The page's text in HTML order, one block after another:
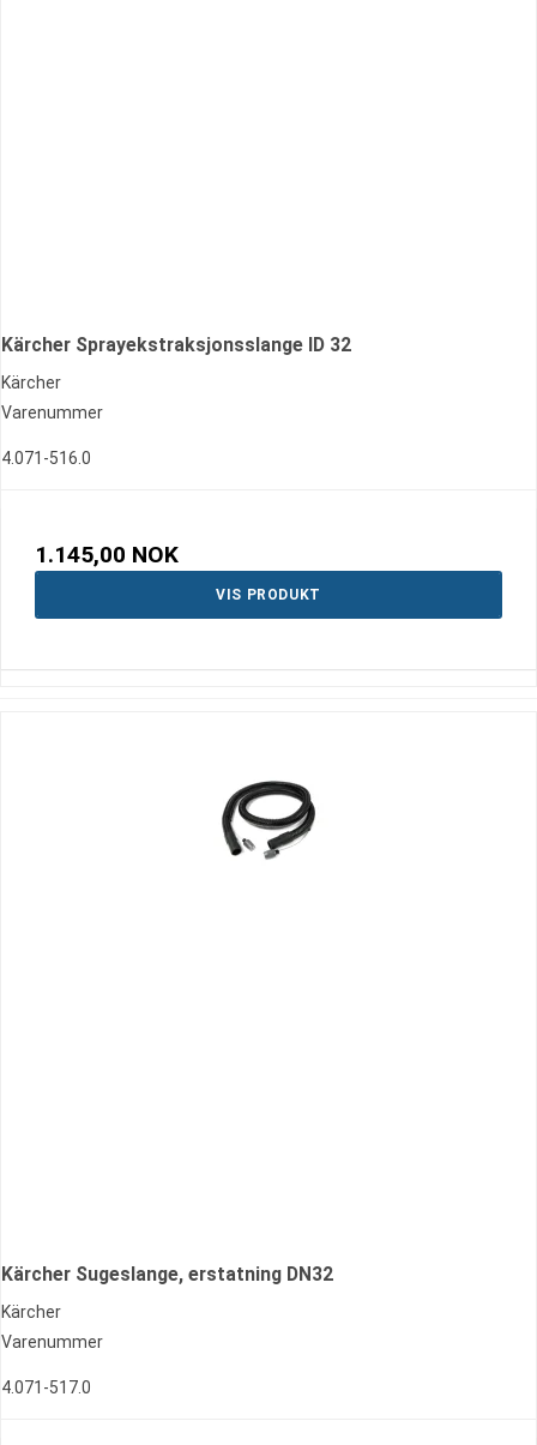
Kärcher Sprayekstraksjonsslange ID 32
Kärcher
Varenummer
4.071-516.0
1.145,00 NOK
VIS PRODUKT
Kärcher Sugeslange, erstatning DN32
Kärcher
Varenummer
4.071-517.0